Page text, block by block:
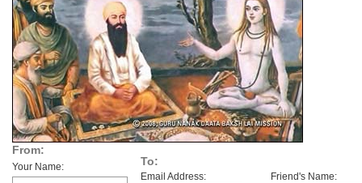
From:
Your Name: To:
Email Address: Friend's Name: